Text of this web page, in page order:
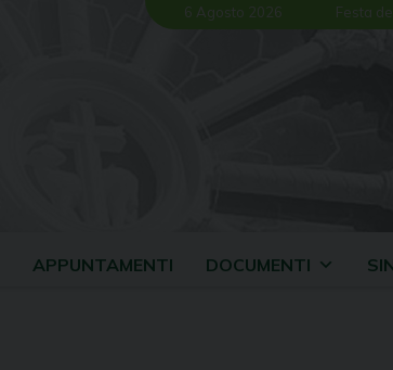
6 Agosto 2026 Festa
APPUNTAMENTI DOCUMENTI